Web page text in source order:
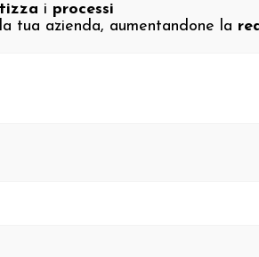
i processi
tua azienda, aumentandone la